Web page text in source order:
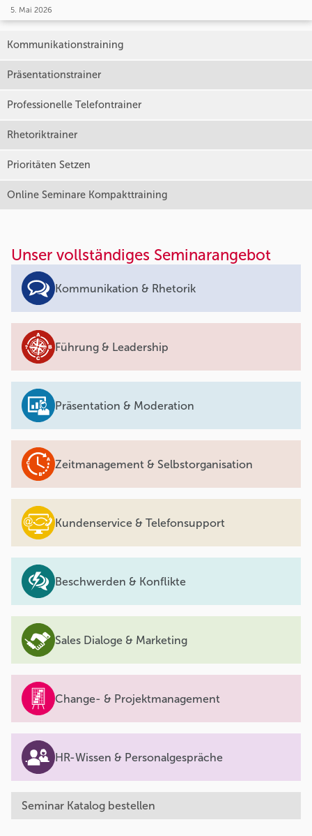
5. Mai 2026
Kommunikationstraining
Präsentationstrainer
Professionelle Telefontrainer
Rhetoriktrainer
Prioritäten Setzen
Online Seminare Kompakttraining
Unser vollständiges Seminarangebot
Kommunikation & Rhetorik
Führung & Leadership
Präsentation & Moderation
Zeitmanagement & Selbstorganisation
Kundenservice & Telefonsupport
Beschwerden & Konflikte
Sales Dialoge & Marketing
Change- & Projektmanagement
HR-Wissen & Personalgespräche
Seminar Katalog bestellen